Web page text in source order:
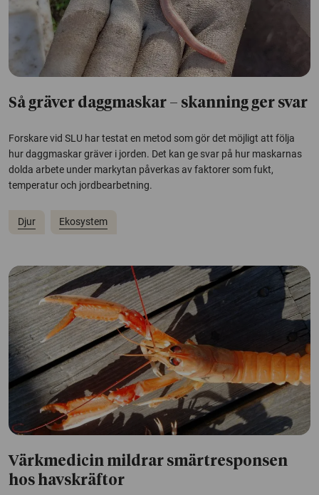
Så gräver daggmaskar – skanning ger svar
Forskare vid SLU har testat en metod som gör det möjligt att följa
hur daggmaskar gräver i jorden. Det kan ge svar på hur maskarnas
dolda arbete under markytan påverkas av faktorer som fukt,
temperatur och jordbearbetning.
Djur Ekosystem
Värkmedicin mildrar smärtresponsen
hos havskräftor